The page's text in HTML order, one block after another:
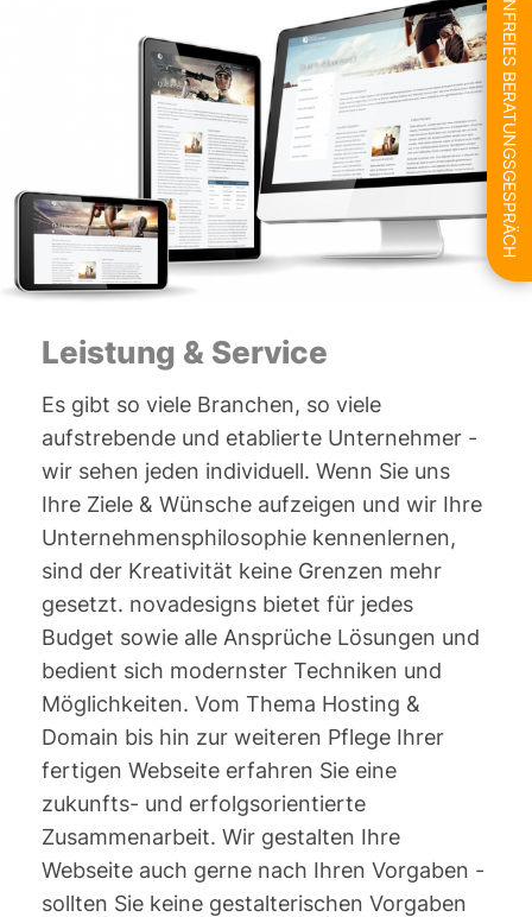
Leistung & Service
Es gibt so viele Branchen, so viele
aufstrebende und etablierte Unternehmer -
wir sehen jeden individuell. Wenn Sie uns
Ihre Ziele & Wünsche aufzeigen und wir Ihre
Unternehmensphilosophie kennenlernen,
sind der Kreativität keine Grenzen mehr
gesetzt. novadesigns bietet für jedes
Budget sowie alle Ansprüche Lösungen und
bedient sich modernster Techniken und
Möglichkeiten. Vom Thema Hosting &
Domain bis hin zur weiteren Pflege Ihrer
fertigen Webseite erfahren Sie eine
zukunfts- und erfolgsorientierte
Zusammenarbeit. Wir gestalten Ihre
Webseite auch gerne nach Ihren Vorgaben -
sollten Sie keine gestalterischen Vorgaben
KOSTENFREIES BERATUNGSGESPRÄCH